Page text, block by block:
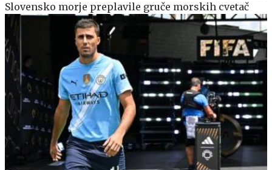
Slovensko morje preplavile gruče morskih cvetač